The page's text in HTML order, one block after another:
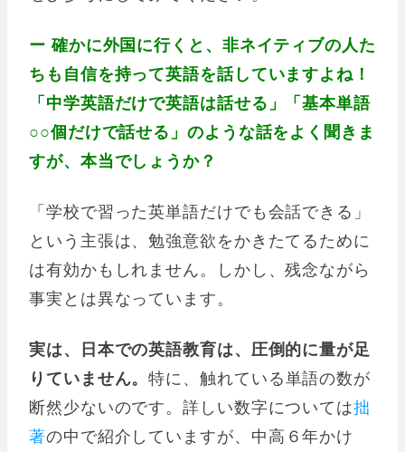
ー 確かに外国に行くと、非ネイティブの人た
ちも自信を持って英語を話していますよね！
「中学英語だけで英語は話せる」「基本単語
○○個だけで話せる」のような話をよく聞きま
すが、本当でしょうか？
「学校で習った英単語だけでも会話できる」
という主張は、勉強意欲をかきたてるために
は有効かもしれません。しかし、残念ながら
事実とは異なっています。
実は、日本での英語教育は、圧倒的に量が足
りていません。特に、触れている単語の数が
断然少ないのです。詳しい数字については拙
著の中で紹介していますが、中高６年かけ